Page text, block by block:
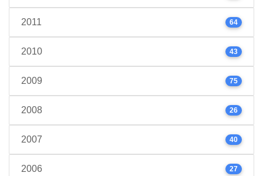
2011 64
2010 43
2009 75
2008 26
2007 40
2006 27